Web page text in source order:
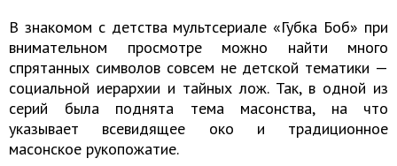
В знакомом с детства мультсериале «Губка Боб» при
внимательном просмотре можно найти много
спрятанных символов совсем не детской тематики —
социальной иерархии и тайных лож. Так, в одной из
серий была поднята тема масонства, на что
указывает всевидящее око и традиционное
масонское рукопожатие.